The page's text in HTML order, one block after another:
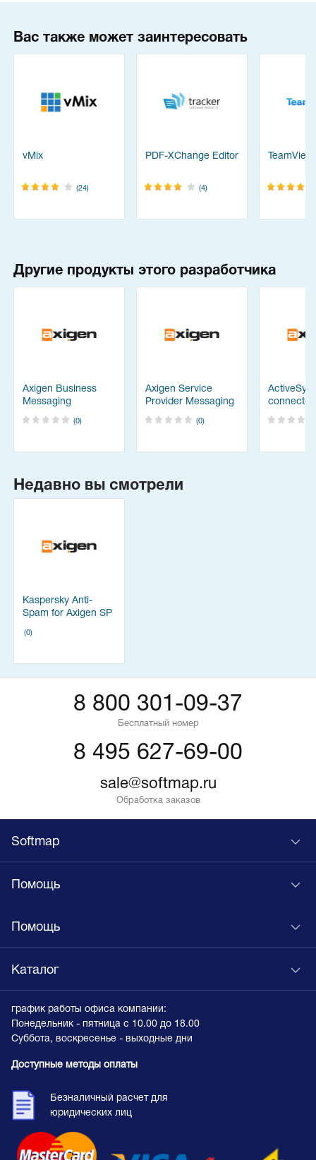
Вас также может заинтересовать
vMix
(24)
PDF-XChange Editor
(4)
Другие продукты этого разработчика
Axigen Business
Messaging
(0)
Axigen Service
Provider Messaging
(0)
connector
Axigen
Недавно вы смотрели
Kaspersky Anti-
Spam for Axigen SP
(0)
8 800 301-09-37
Бесплатный номер
8 495 627-69-00
sale@softmap.ru
Обработка заказов
Softmap
Помощь
Помощь
Каталог
график работы офиса компании:
Понедельник - пятница с 10.00 до 18.00
Суббота, воскресенье - выходные дни
Доступные методы оплаты
Безналичный расчет для
юридических лиц